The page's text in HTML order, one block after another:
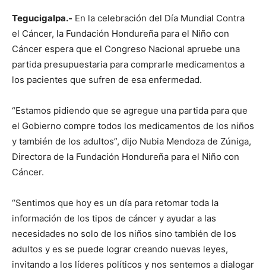
Tegucigalpa.- En la celebración del Día Mundial Contra
el Cáncer, la Fundación Hondureña para el Niño con
Cáncer espera que el Congreso Nacional apruebe una
partida presupuestaria para comprarle medicamentos a
los pacientes que sufren de esa enfermedad.
“Estamos pidiendo que se agregue una partida para que
el Gobierno compre todos los medicamentos de los niños
y también de los adultos”, dijo Nubia Mendoza de Zúniga,
Directora de la Fundación Hondureña para el Niño con
Cáncer.
“Sentimos que hoy es un día para retomar toda la
información de los tipos de cáncer y ayudar a las
necesidades no solo de los niños sino también de los
adultos y es se puede lograr creando nuevas leyes,
invitando a los líderes políticos y nos sentemos a dialogar